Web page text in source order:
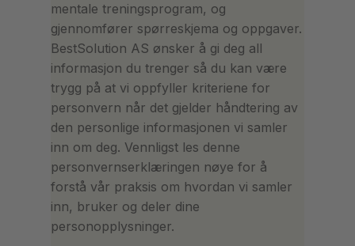
mentale treningsprogram, og
gjennomfører spørreskjema og oppgaver.
BestSolution AS ønsker å gi deg all
informasjon du trenger så du kan være
trygg på at vi oppfyller kriteriene for
personvern når det gjelder håndtering av
den personlige informasjonen vi samler
inn om deg. Vennligst les denne
personvernserklæringen nøye for å
forstå vår praksis om hvordan vi samler
inn, bruker og deler dine
personopplysninger.